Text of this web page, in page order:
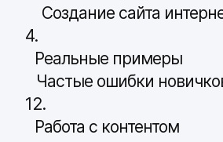
Создание сайта
4.
Реальные примеры
Частые ошибки
12.
Работа с контентом